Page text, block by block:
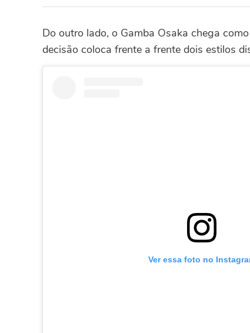
Do outro lado, o Gamba Osaka chega
decisão coloca frente a frente dois estilos
Ver essa foto no